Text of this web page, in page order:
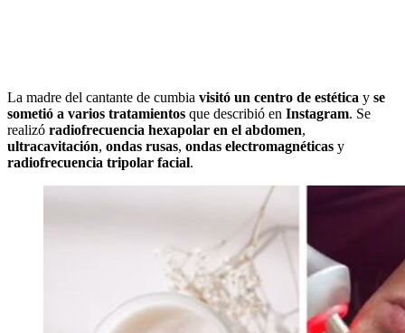
La madre del cantante de cumbia visitó un centro de estética y se
sometió a varios tratamientos que describió en Instagram. Se
realizó radiofrecuencia hexapolar en el abdomen,
ultracavitación, ondas rusas, ondas electromagnéticas y
radiofrecuencia tripolar facial.